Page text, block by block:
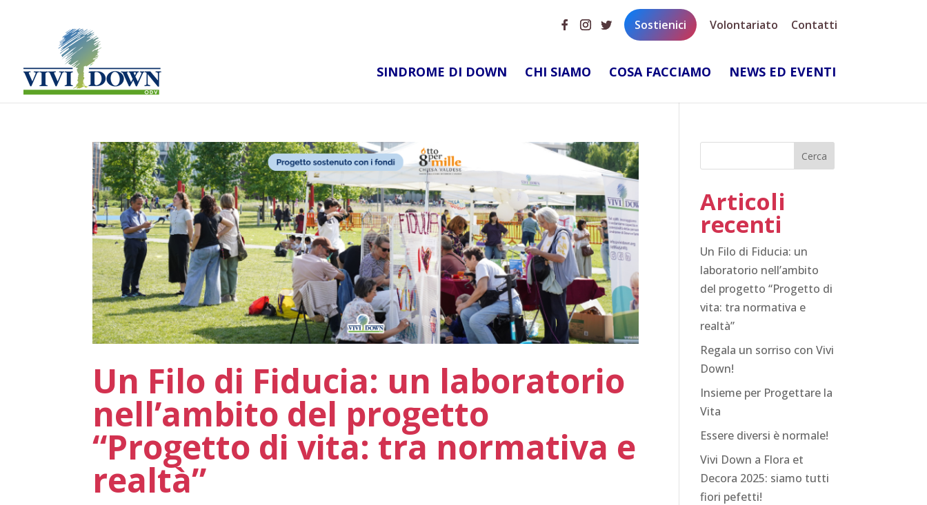
Sostienici Volontariato Contatti
SINDROME DI DOWN CHI SIAMO COSA FACCIAMO NEWS ED EVENTI
Un Filo di Fiducia: un laboratorio
nell’ambito del progetto
“Progetto di vita: tra normativa e
realtà”
Articoli
recenti
Un Filo di Fiducia: un
laboratorio nell’ambito
del progetto “Progetto di
vita: tra normativa e
realtà”
Regala un sorriso con Vivi
Down!
Insieme per Progettare la
Vita
Essere diversi è normale!
Vivi Down a Flora et
Decora 2025: siamo tutti
fiori pefetti!